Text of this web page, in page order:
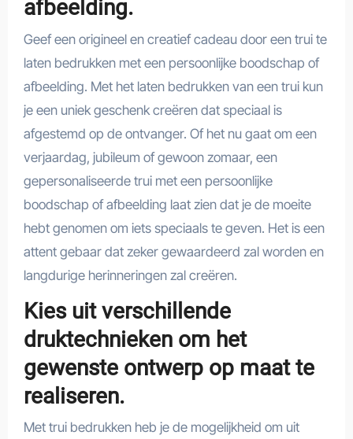
afbeelding.
Geef een origineel en creatief cadeau door een trui te
laten bedrukken met een persoonlijke boodschap of
afbeelding. Met het laten bedrukken van een trui kun
je een uniek geschenk creëren dat speciaal is
afgestemd op de ontvanger. Of het nu gaat om een
verjaardag, jubileum of gewoon zomaar, een
gepersonaliseerde trui met een persoonlijke
boodschap of afbeelding laat zien dat je de moeite
hebt genomen om iets speciaals te geven. Het is een
attent gebaar dat zeker gewaardeerd zal worden en
langdurige herinneringen zal creëren.
Kies uit verschillende
druktechnieken om het
gewenste ontwerp op maat te
realiseren.
Met trui bedrukken heb je de mogelijkheid om uit